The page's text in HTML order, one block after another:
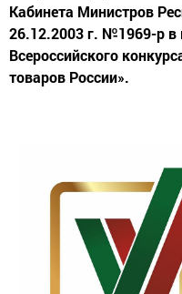
Кабинета Министров
26.12.2003 г. №1969-р в
Всероссийского
товаров России».